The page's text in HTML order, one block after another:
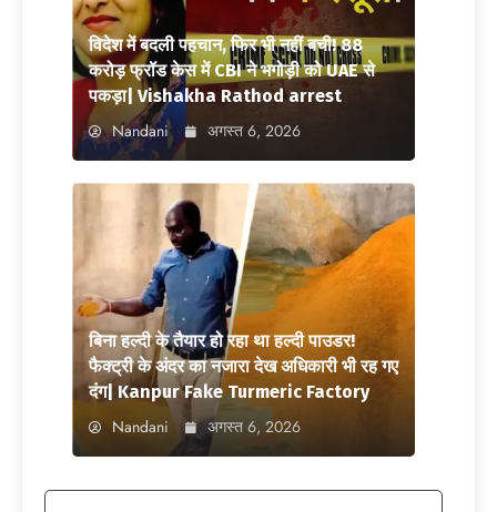
विदेश में बदली पहचान, फिर भी नहीं बची! 88
करोड़ फ्रॉड केस में CBI ने भगोड़ी को UAE से
पकड़ा| Vishakha Rathod arrest
Nandani अगस्त 6, 2026
बिना हल्दी के तैयार हो रहा था हल्दी पाउडर!
फैक्ट्री के अंदर का नजारा देख अधिकारी भी रह गए
दंग| Kanpur Fake Turmeric Factory
Nandani अगस्त 6, 2026